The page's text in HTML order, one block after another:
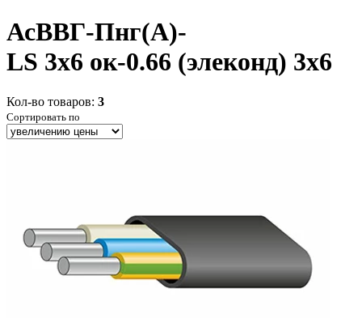
АсВВГ-Пнг(А)-
LS 3х6 ок-0.66 (элеконд) 3x6
Кол-во товаров: 3
Сортировать по